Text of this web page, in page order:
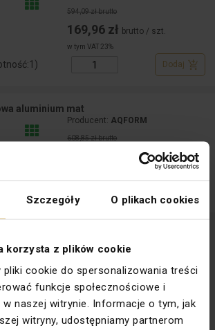
Szczegóły O plikach cookies
korzysta z plików cookie
pliki cookie do spersonalizowania treści
funkcje społecznościowe i
naszej witrynie. Informacje o tym, jak
witryny, udostępniamy partnerom
594,09 zł brutto
169,96 zł brutto / szt.
w tym VAT 23%
1 ) Dodaj
aluminium mat
Producent: AQFORM
608,85 zł brutto
brutto / szt.
Producent:AQFORM
135,35 złbrutto / szt.
w tym VAT 23%
1) Dodaj